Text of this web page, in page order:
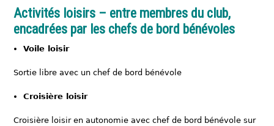
Activités loisirs – entre membres du club,
encadrées par les chefs de bord bénévoles
Voile loisir
Sortie libre avec un chef de bord bénévole
Croisière loisir
Croisière loisir en autonomie avec chef de bord bénévole sur